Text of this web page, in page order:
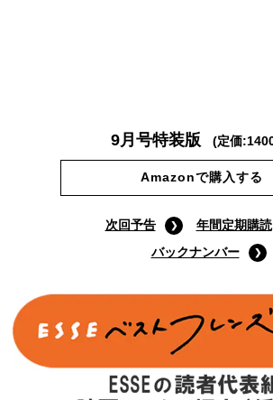
Amazonで購入する
次回予告
年間定期購読
バックナンバー